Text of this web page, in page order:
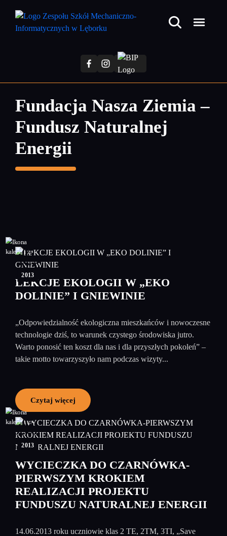
treści
Fundacja Nasza Ziemia –
Fundusz Naturalnej
Energii
05
czerwiec
2013
LEKCJE EKOLOGII W „EKO
DOLINIE” I GNIEWINIE
„Odpowiedzialność ekologiczna mieszkańców i nowoczesne
technologie dziś, to warunek czystego środowiska jutro.
Warto ponosić ten koszt dla nas i dla przyszłych pokoleń” –
takie motto towarzyszyło nam podczas wizyty...
Czytaj więcej
05
czerwiec
2013
WYCIECZKA DO CZARNÓWKA-
PIERWSZYM KROKIEM
REALIZACJI PROJEKTU
FUNDUSZU NATURALNEJ ENERGII
14.06.2013 roku uczniowie klas 2 TE, 2TM, 3TI, „Save